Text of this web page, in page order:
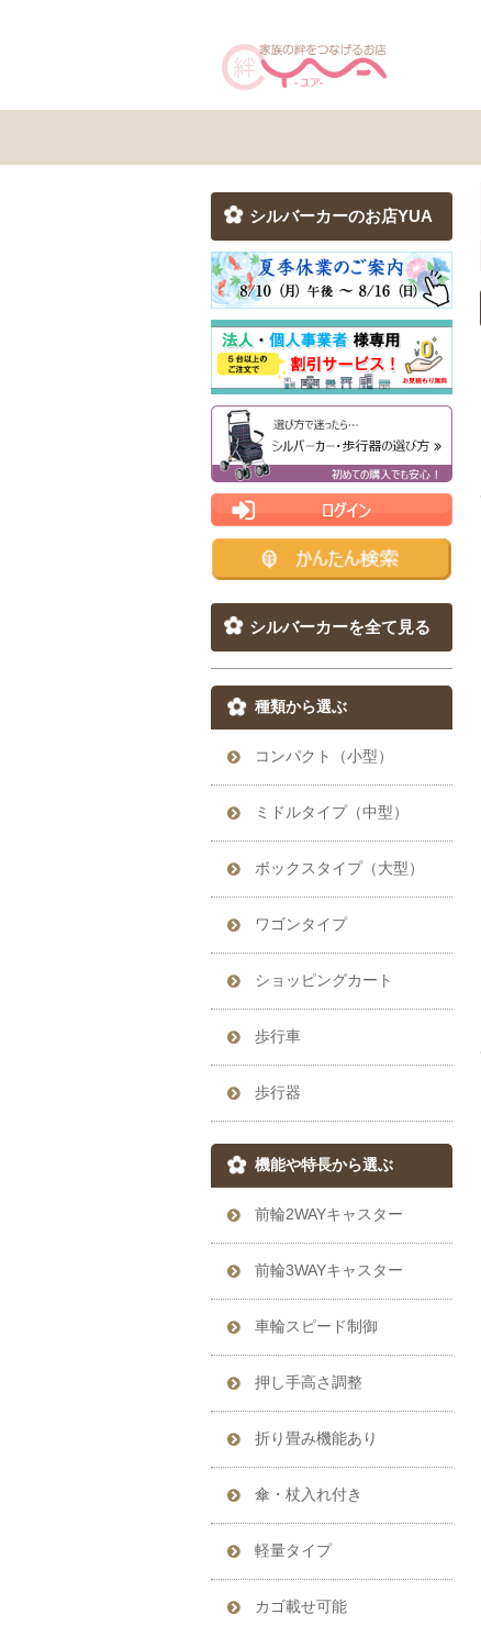
シルバーカーのお店YUA
シルバーカーを全て見る
種類から選ぶ
コンパクト（小型）
ミドルタイプ（中型）
ボックスタイプ（大型）
ワゴンタイプ
ショッピングカート
歩行車
歩行器
機能や特長から選ぶ
前輪2WAYキャスター
前輪3WAYキャスター
車輪スピード制御
押し手高さ調整
折り畳み機能あり
傘・杖入れ付き
軽量タイプ
カゴ載せ可能